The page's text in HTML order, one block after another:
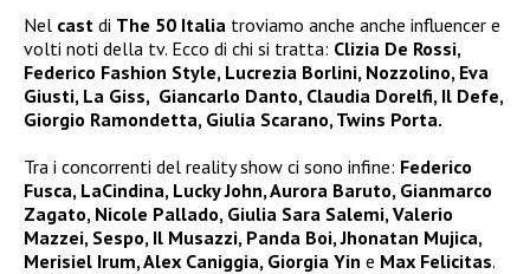
Nel cast di The 50 Italia troviamo anche anche influencer e
volti noti della tv. Ecco di chi si tratta: Clizia De Rossi,
Federico Fashion Style, Lucrezia Borlini, Nozzolino, Eva
Giusti, La Giss, Giancarlo Danto, Claudia Dorelfi, Il Defe,
Giorgio Ramondetta, Giulia Scarano, Twins Porta.
Tra i concorrenti del reality show ci sono infine: Federico
Fusca, LaCindina, Lucky John, Aurora Baruto, Gianmarco
Zagato, Nicole Pallado, Giulia Sara Salemi, Valerio
Mazzei, Sespo, Il Musazzi, Panda Boi, Jhonatan Mujica,
Merisiel Irum, Alex Caniggia, Giorgia Yin e Max Felicitas.